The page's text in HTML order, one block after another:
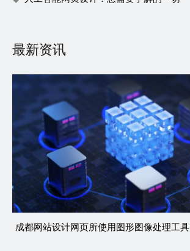
最新资讯
成都网站设计网页所使用图形图像处理工具